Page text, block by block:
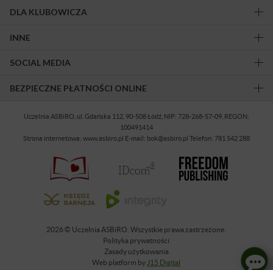
DLA KLUBOWICZA
INNE
SOCIAL MEDIA
BEZPIECZNE PŁATNOŚCI ONLINE
Uczelnia ASBiRO, ul. Gdańska 112, 90-508 Łódź, NIP: 728-268-57-09, REGON:
100491414
Strona internetowa: www.asbiro.pl E-mail: bok@asbiro.pl Telefon: 781 542 288
2026 © Uczelnia ASBiRO. Wszystkie prawa zastrzeżone.
Polityka prywatności
Zasady użytkowania
Web platform by J15 Digital